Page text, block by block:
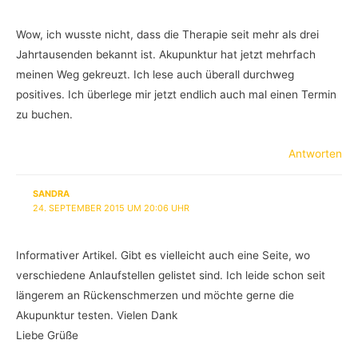
Wow, ich wusste nicht, dass die Therapie seit mehr als drei
Jahrtausenden bekannt ist. Akupunktur hat jetzt mehrfach
meinen Weg gekreuzt. Ich lese auch überall durchweg
positives. Ich überlege mir jetzt endlich auch mal einen Termin
zu buchen.
Antworten
SANDRA
24. SEPTEMBER 2015 UM 20:06 UHR
Informativer Artikel. Gibt es vielleicht auch eine Seite, wo
verschiedene Anlaufstellen gelistet sind. Ich leide schon seit
längerem an Rückenschmerzen und möchte gerne die
Akupunktur testen. Vielen Dank
Liebe Grüße